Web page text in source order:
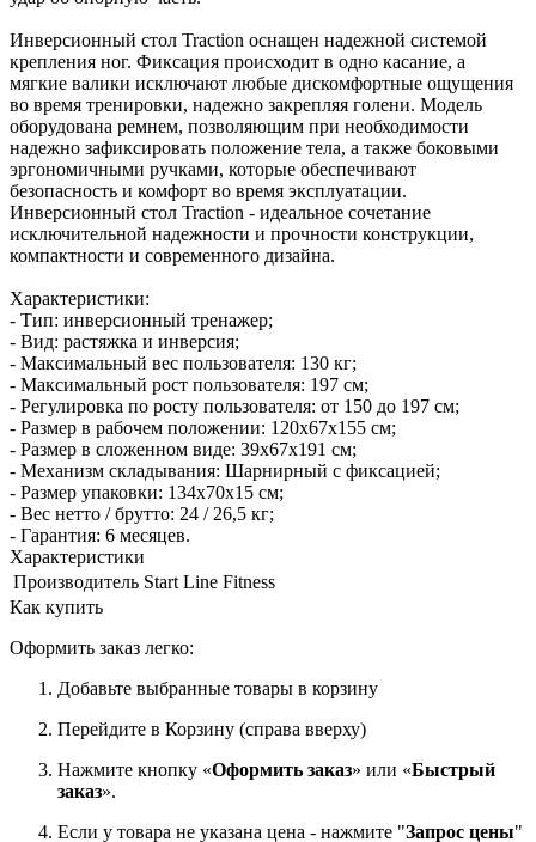
Инверсионный стол Traction оснащен надежной системой
крепления ног. Фиксация происходит в одно касание, а
мягкие валики исключают любые дискомфортные ощущения
во время тренировки, надежно закрепляя голени. Модель
оборудована ремнем, позволяющим при необходимости
надежно зафиксировать положение тела, а также боковыми
эргономичными ручками, которые обеспечивают
безопасность и комфорт во время эксплуатации.
Инверсионный стол Traction - идеальное сочетание
исключительной надежности и прочности конструкции,
компактности и современного дизайна.
Характеристики:
- Тип: инверсионный тренажер;
- Вид: растяжка и инверсия;
- Максимальный вес пользователя: 130 кг;
- Максимальный рост пользователя: 197 см;
- Регулировка по росту пользователя: от 150 до 197 см;
- Размер в рабочем положении: 120х67х155 см;
- Размер в сложенном виде: 39х67х191 см;
- Механизм складывания: Шарнирный с фиксацией;
- Размер упаковки: 134x70x15 см;
- Вес нетто / брутто: 24 / 26,5 кг;
- Гарантия: 6 месяцев.
Характеристики
Производитель Start Line Fitness
Как купить
Оформить заказ легко:
Добавьте выбранные товары в корзину
Перейдите в Корзину (справа вверху)
Нажмите кнопку «Оформить заказ» или «Быстрый
заказ».
Если у товара не указана цена - нажмите "Запрос цены"